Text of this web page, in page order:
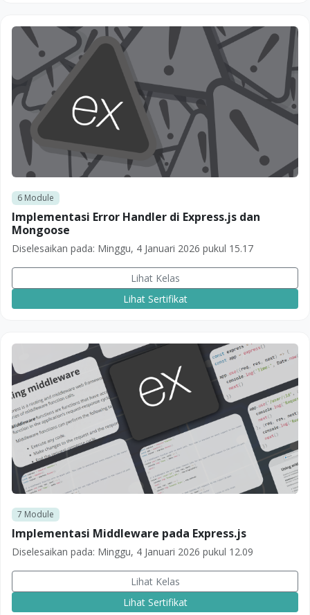
6Module
Implementasi Error Handler di Express.js dan
Mongoose
Diselesaikan pada: Minggu, 4 Januari 2026 pukul 15.17
Lihat Kelas
Lihat Sertifikat
7 Module
Implementasi Middleware pada Express.js
Diselesaikan pada: Minggu, 4 Januari 2026 pukul 12.09
Lihat Kelas
Lihat Sertifikat